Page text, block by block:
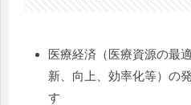
医療経済（医療資源の最
新、向上、効率化等）の
す